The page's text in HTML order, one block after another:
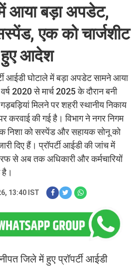
आया बड़ा अपडेट,
एक को चार्जशीट
हुए आदेश
आईडी घोटाले में बड़ा अपडेट सामने आया
2020 से मार्च 2025 के दौरान बनी
मिलने पर शहरी स्थानीय निकाय
पर करवाई की गई है। विभाग ने नगर निगम
निशा को सस्पेंड और सहायक सोनू को
दिए हैं। प्रॉपर्टी आईडी की जांच में
से अब तक अधिकारी और कर्मचारियों
है।
13:40 IST
जिले में हुए प्रॉपर्टी आईडी